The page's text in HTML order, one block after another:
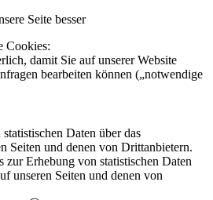
Seite besser
Cookies:
damit Sie auf unserer Website
bearbeiten können („notwendige
Daten über das
Seiten und denen von Drittanbietern.
zur Erhebung von statistischen Daten
unseren Seiten und denen von